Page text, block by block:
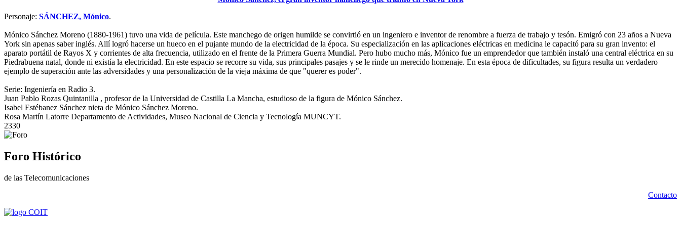
Personaje: SÁNCHEZ, Mónico.
Mónico Sánchez Moreno (1880-1961) tuvo una vida de película. Este manchego de origen humilde se convirtió en un ingeniero e inventor de renombre a fuerza de trabajo y tesón. Emigró con 23 años a Nueva
York sin apenas saber inglés. Allí logró hacerse un hueco en el pujante mundo de la electricidad de la época. Su especialización en las aplicaciones eléctricas en medicina le capacitó para su gran invento: el
aparato portátil de Rayos X y corrientes de alta frecuencia, utilizado en el frente de la Primera Guerra Mundial. Pero hubo mucho más, Mónico fue un emprendedor que también instaló una central eléctrica en su
Piedrabuena natal, donde ni existía la electricidad. En este espacio se recorre su vida, sus principales pasajes y se le rinde un merecido homenaje. En esta época de dificultades, su figura resulta un verdadero
ejemplo de superación ante las adversidades y una personalización de la vieja máxima de que "querer es poder".
Serie: Ingeniería en Radio 3.
Juan Pablo Rozas Quintanilla , profesor de la Universidad de Castilla La Mancha, estudioso de la figura de Mónico Sánchez.
Isabel Estébanez Sánchez nieta de Mónico Sánchez Moreno.
Rosa Martín Latorre Departamento de Actividades, Museo Nacional de Ciencia y Tecnología MUNCYT.
2330
Foro Histórico
de las Telecomunicaciones
Contacto